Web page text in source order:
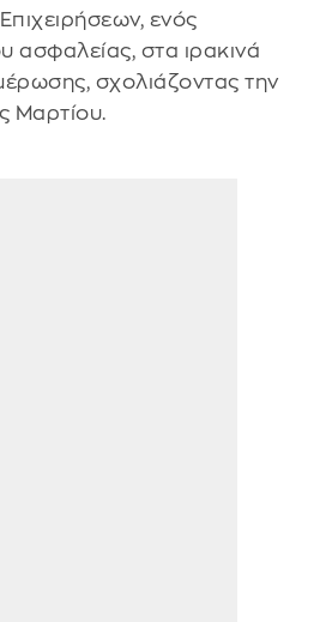
ενός
ασφαλείας, στα ιρακινά
σχολιάζοντας την
Μαρτίου.